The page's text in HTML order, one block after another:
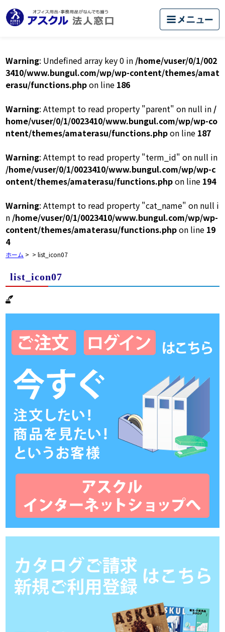
Warning: Undefined array key 0 in /home/vuser/0/1/002
3410/www.bungul.com/wp/wp-content/themes/amat
erasu/functions.phpon line 186
Warning: Attempt to read property "parent" on null in /
home/vuser/0/1/0023410/www.bungul.com/wp/wp-co
ntent/themes/amaterasu/functions.phpon line 187
Warning: Attempt to read property "term_id" on null in
/home/vuser/0/1/0023410/www.bungul.com/wp/wp-c
ontent/themes/amaterasu/functions.phpon line 194
Warning: Attempt to read property "cat_name" on null i
n /home/vuser/0/1/0023410/www.bungul.com/wp/wp-
content/themes/amaterasu/functions.phpon line 19
4
ホーム > > list_icon07
list_icon07